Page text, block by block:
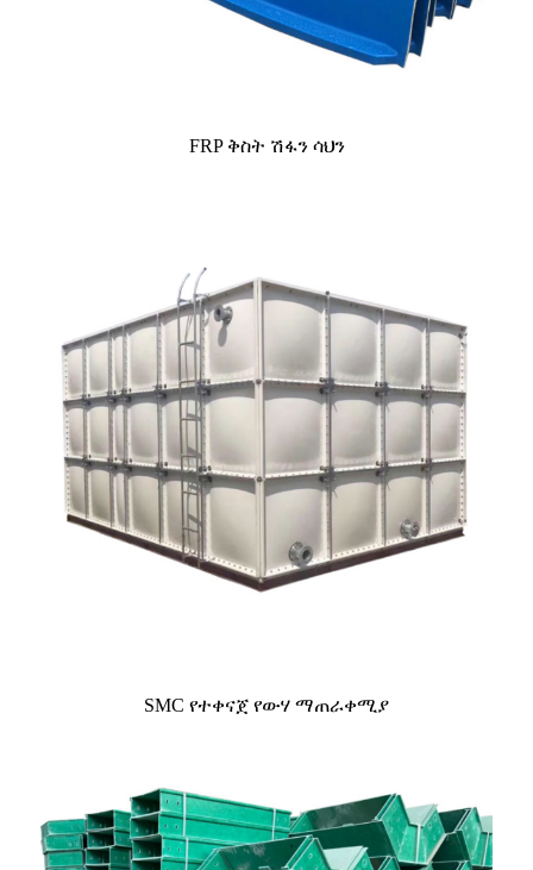
FRP ቅስት ሽፋን ሳህን
SMC የተቀናጀ የውሃ ማጠራቀሚያ